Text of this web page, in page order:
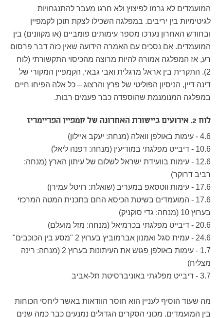
המועמדים לא גרמו לפיצוץ ולא חרגו מעבר להתנגחויות
לגיטימיות בין יריבים. במפלגה השכילו לצקת תוכן לקמפיין
ובחודש האחרון נערכו מספר עימותים פומביים (או מקוונים) בין
המועמדים. אם נסכים עם האמרה הידועה שאין כזה דבר פרסום
רע, אז המפלגה אמורה להיות מרוצה מהכיסוי התקשורתי (לוח
2). התקרית בין אראל מרגלית ואבי גבאי, הקמפיין המקורי של
דינה דיין, הניסיון הפוליטי של פרץ והרצוג – כל אלה הפיחו חיים
במפלגה המנומנמת שהוספדה כבר פעמים רבות.
לוח 2. אירועים ביישורת האחרונה של קמפיין הפריימריז
4.6
- עימות באולפן וואלה (מנחה: יעקב איילון)
10.6
- דיבייט מפלגתי במודיעין (מנחה: דפנה ליאל)
12.6 - עימות בוועידת ישראל לשלום של עיתון הארץ (מנחה:
רביב דרוקר)
17.6
- עימות ווטסאפ במעריב (שואלת: רויטל עמירן)
17.6
- המועמדים בשיטת הכיסא החם בתכנית המטה המרכזי
בערוץ 10 (מנחה: גדי סוקניק)
20.6
- דיבייט מפלגתי בכרמיאל (מנחה: מזל מועלם)
24.6 - עמית סגל ואמנון אברמוביץ בערוץ 2 "מסע בין הכוכבים"
1.7 - עימות באולפן פגוש את העיתונות בערוץ 2 (מנחה: רינה
מצליח)
3.7 - דיבייט מפלגתי באוניברסיטת תל-אביב
מה שעוד הוסיף לעניין הוא חוסר הוודאות באשר ליחסי הכוחות
בין המועמדים. מכוני הסקרים הגדולים נמנעים כבר כמה שנים